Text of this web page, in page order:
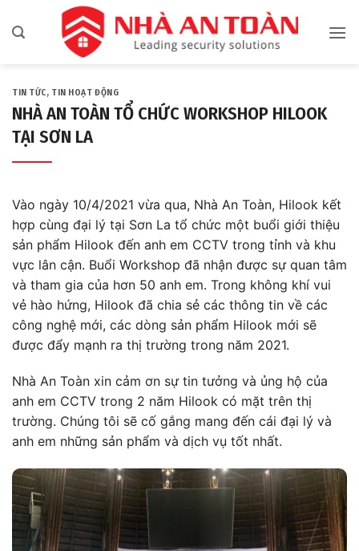
qua
TIN TỨC, TIN HOẠT ĐỘNG
NHÀ AN TOÀN TỔ CHỨC WORKSHOP HILOOK
TẠI SƠN LA
Vào ngày 10/4/2021 vừa qua, Nhà An Toàn, Hilook kết
hợp cùng đại lý tại Sơn La tổ chức một buổi giới thiệu
sản phẩm Hilook đến anh em CCTV trong tỉnh và khu
vực lân cận. Buổi Workshop đã nhận được sự quan tâm
và tham gia của hơn 50 anh em. Trong không khí vui
vẻ hào hứng, Hilook đã chia sẻ các thông tin về các
công nghệ mới, các dòng sản phẩm Hilook mới sẽ
được đẩy mạnh ra thị trường trong năm 2021.
Nhà An Toàn xin cảm ơn sự tin tưởng và ủng hộ của
anh em CCTV trong 2 năm Hilook có mặt trên thị
trường. Chúng tôi sẽ cố gắng mang đến cái đại lý và
anh em những sản phẩm và dịch vụ tốt nhất.